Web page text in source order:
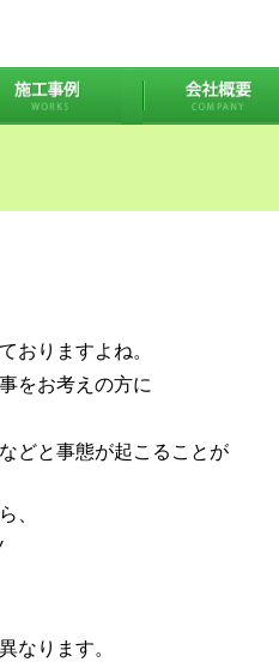
りますよね。
をお考えの方に
どと事態が起こることが
、
なります。